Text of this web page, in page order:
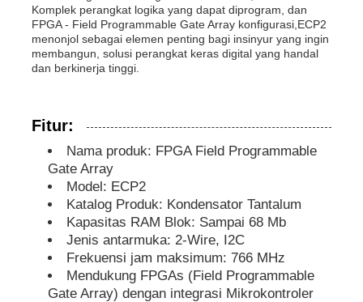
IC MPU
CPLD PLD
Detektor termal inframerah
Chip IC DSP
Chip Memori DRAM
Chip eeprom
Komplek perangkat logika yang dapat diprogram, dan
FPGA - Field Programmable Gate Array konfigurasi,ECP2
menonjol sebagai elemen penting bagi insinyur yang ingin
membangun, solusi perangkat keras digital yang handal
dan berkinerja tinggi.
Fitur:
Nama produk: FPGA Field Programmable
Gate Array
Model: ECP2
Katalog Produk: Kondensator Tantalum
Kapasitas RAM Blok: Sampai 68 Mb
Jenis antarmuka: 2-Wire, I2C
Frekuensi jam maksimum: 766 MHz
Mendukung FPGAs (Field Programmable
Gate Array) dengan integrasi Mikrokontroler